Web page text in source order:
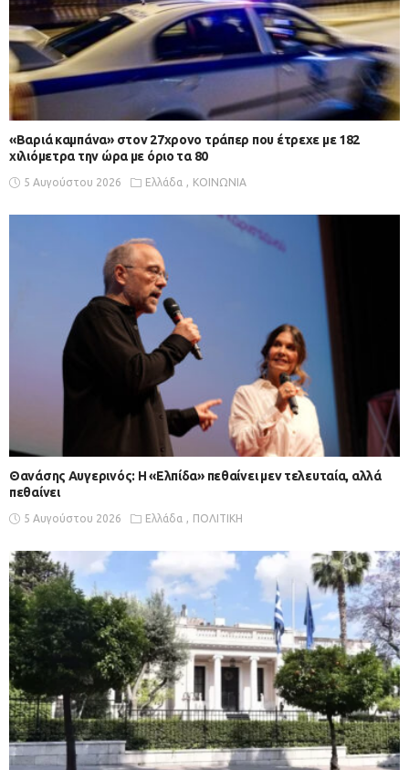
«Βαριά καμπάνα» στον 27χρονο τράπερ που έτρεχε με 182
χιλιόμετρα την ώρα με όριο τα 80
5 Αυγούστου 2026 Ελλάδα ΚΟΙΝΩΝΙΑ
Θανάσης Αυγερινός: Η «Ελπίδα» πεθαίνει μεν τελευταία, αλλά
πεθαίνει
5 Αυγούστου 2026 Ελλάδα ΠΟΛΙΤΙΚΗ